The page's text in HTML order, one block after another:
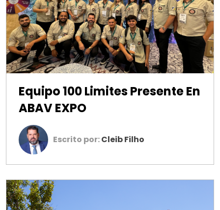
Equipo 100 Limites Presente En
ABAV EXPO
Escrito por:Cleib Filho